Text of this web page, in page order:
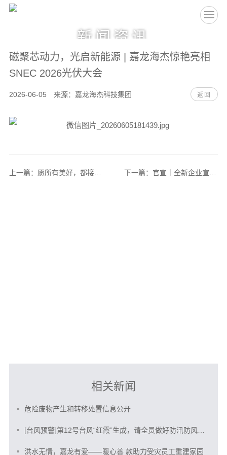
新闻资讯
磁聚芯动力，光启新能源 | 嘉龙海杰惊艳亮相
SNEC 2026光伏大会
2026-06-05 来源：嘉龙海杰科技集团 返回
上一篇： 愿所有美好，都接“粽”而至 下一篇： 官宣｜全新企业宣传片正式上线！深耕磁性元器件，赋能绿色能源新未来
相关新闻
危险废物产生和转移处置信息公开
[台风预警]第12号台风“红霞”生成，请全员做好防汛防风防范
洪水无情，嘉龙有爱——暖心善 款助力受灾员工重建家园